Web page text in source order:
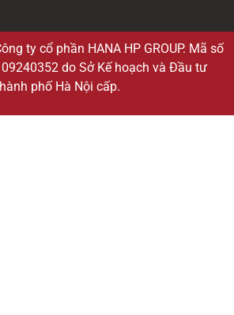
ty cổ phần HANA HP GROUP. Mã số
do Sở Kế hoạch và Đầu tư
phố Hà Nội cấp.